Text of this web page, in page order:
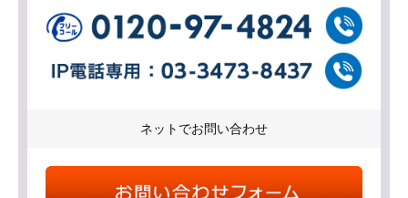
ネットでお問い合わせ